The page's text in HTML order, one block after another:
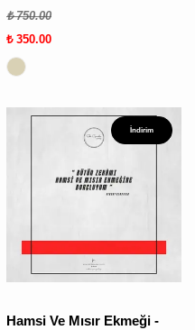
₺ 750.00
₺ 350.00
İndirim
Hamsi Ve Mısır Ekmeği -